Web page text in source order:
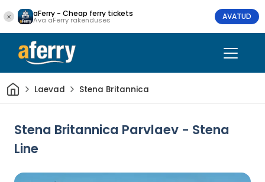
aFerry - Cheap ferry tickets
Ava aFerry rakenduses AVATUD
Avaleht
Laevad Stena Britannica
Stena Britannica Parvlaev - Stena
Line